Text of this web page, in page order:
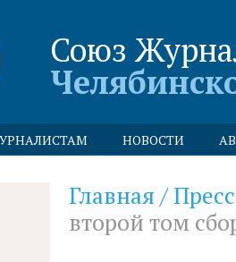
Союз
НОВОСТИ
Главная /
второй том